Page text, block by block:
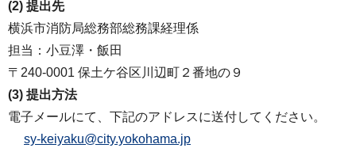
(2) 提出先
横浜市消防局総務部総務課経理係
担当：小豆澤・飯田
〒240-0001 保土ケ谷区川辺町２番地の９
(3) 提出方法
電子メールにて、下記のアドレスに送付してください。
sy-keiyaku@city.yokohama.jp